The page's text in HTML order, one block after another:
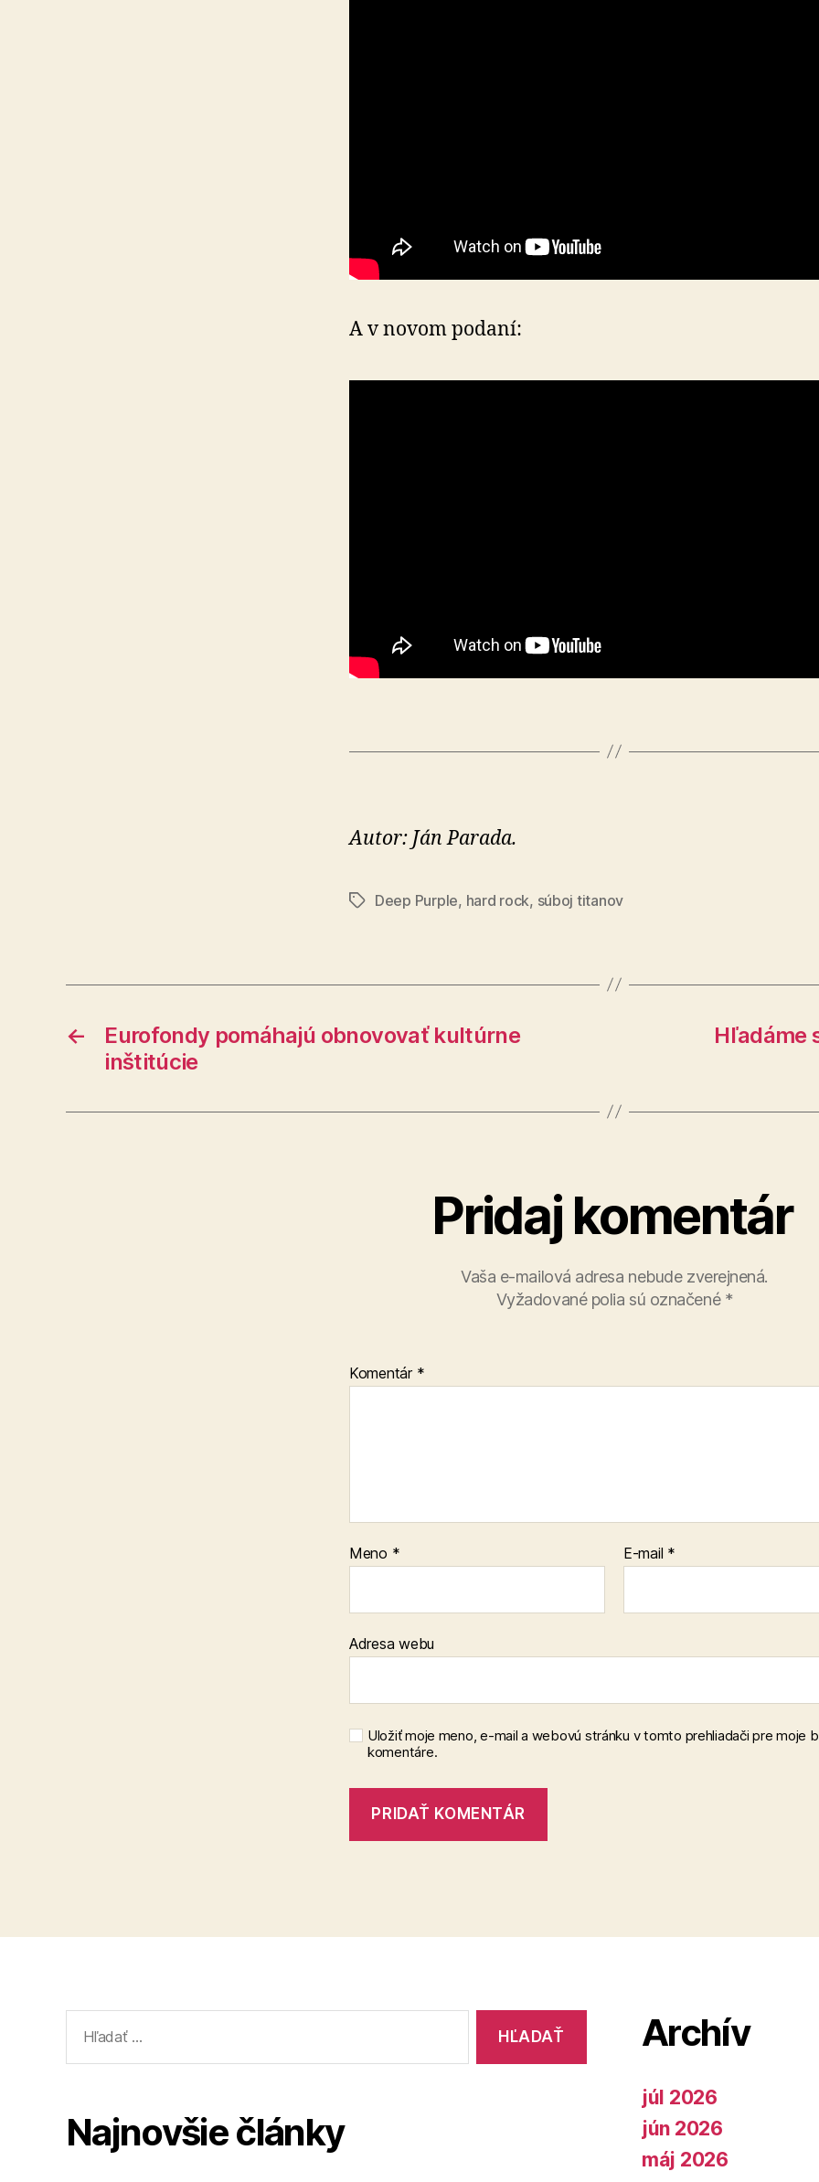
A v novom podaní:
Autor: Ján Parada.
ZnačkyDeep Purple, hard rock, súboj titanov
←
Eurofondy pomáhajú obnovovať kultúrne
inštitúcie
Hľadáme
Pridaj komentár
Vaša e-mailová adresa nebude zverejnená.
Vyžadované polia sú označené *
Komentár *
Meno * E-mail *
Adresa webu
Uložiť moje meno, e-mail a webovú stránku v tomto prehliadači pre moje
komentáre.
Najnovšie články
Archív
júl 2026
jún 2026
máj 2026